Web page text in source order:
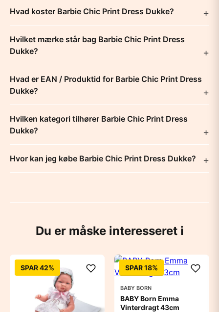
Hvad koster Barbie Chic Print Dress Dukke?
Hvilket mærke står bag Barbie Chic Print Dress
Dukke?
Hvad er EAN / Produktid for Barbie Chic Print Dress
Dukke?
Hvilken kategori tilhører Barbie Chic Print Dress
Dukke?
Hvor kan jeg købe Barbie Chic Print Dress Dukke?
Du er måske interesseret i
SPAR 42% SPAR 18%
BABY BORN
BABY Born Emma
Vinterdragt 43cm